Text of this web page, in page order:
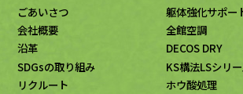
ごあいさつ
会社概要
沿革
SDGsの取り組み
リクルート
躯体強化サポー
全館空調
DECOS DRY
KS構法LSシリ
ホウ酸処理